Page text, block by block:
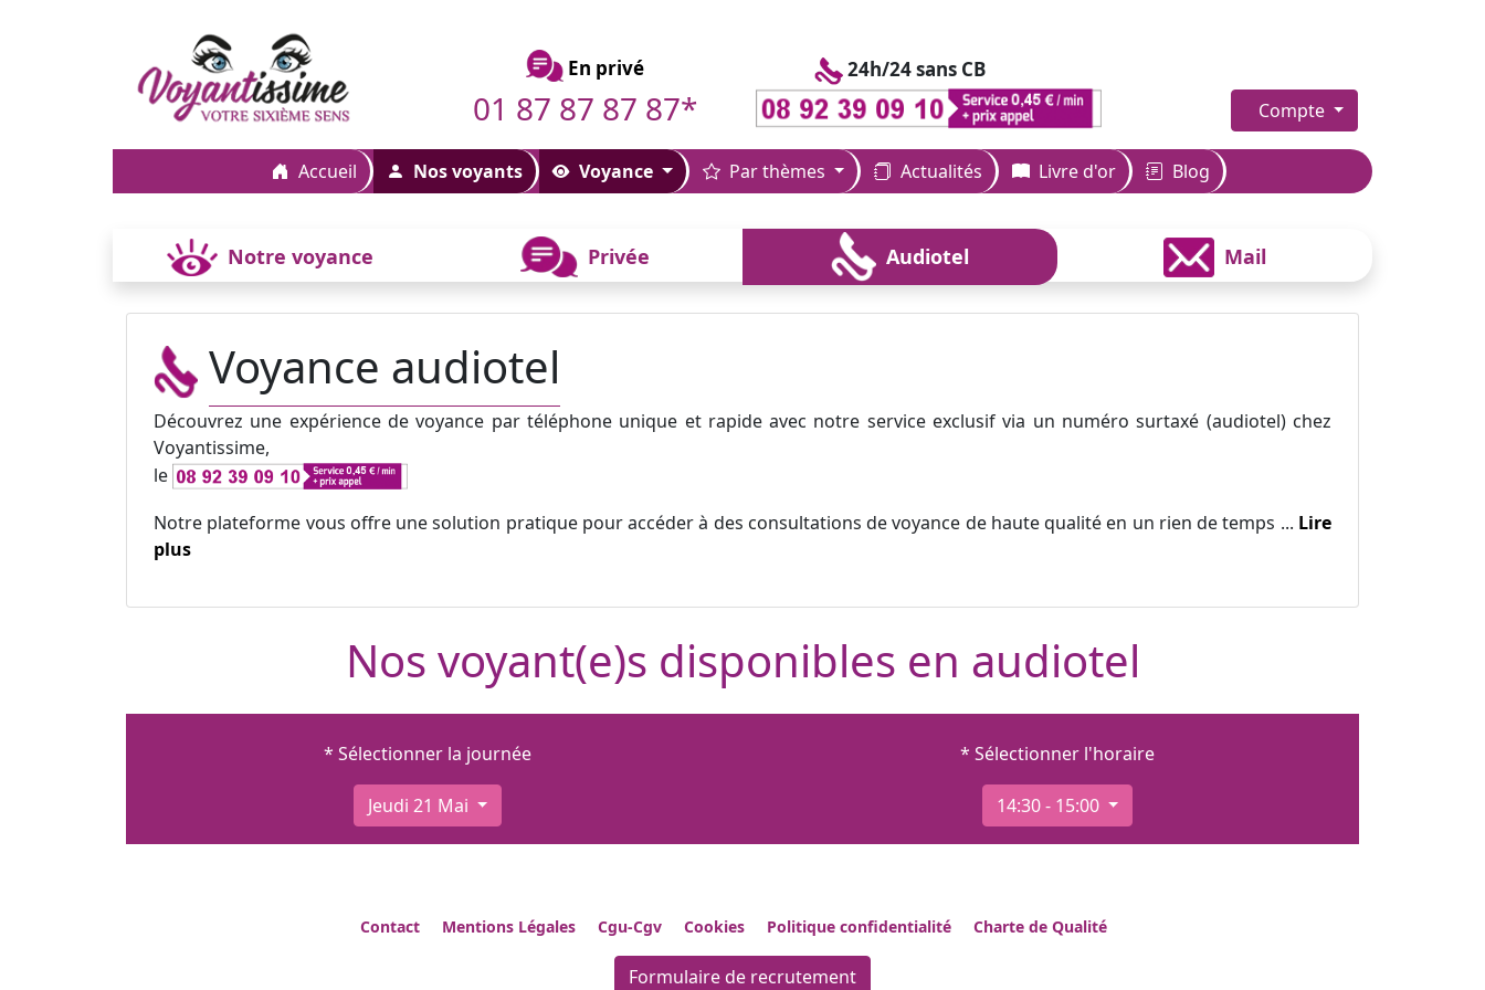
En privé
01 87 87 87 87*
24h/24 sans CB
Compte
Accueil Nos voyants Voyance Par thèmes Actualités Livre d'or Blog
Notre voyance Privée Audiotel Mail
Voyance audiotel
Découvrez une expérience de voyance par téléphone unique et rapide avec notre service exclusif via un numéro surtaxé (audiotel) chez
Voyantissime,
le
Notre plateforme vous offre une solution pratique pour accéder à des consultations de voyance de haute qualité en un rien de temps ... Lire
plus
Nos voyant(e)s disponibles en audiotel
* Sélectionner la journée
Jeudi 21 Mai
* Sélectionner l'horaire
14:30 - 15:00
Contact Mentions Légales Cgu-Cgv Cookies Politique confidentialité Charte de Qualité
Formulaire de recrutement